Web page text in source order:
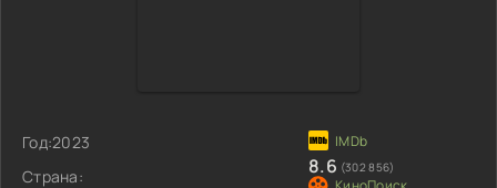
Год:2023
Страна:
8.6 (302 856)